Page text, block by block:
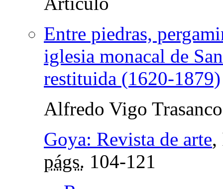
Entre piedras,
iglesia monacal de
restituida (1620-1879)
Alfredo Vigo
Goya: Revista de arte,
págs. 104-121